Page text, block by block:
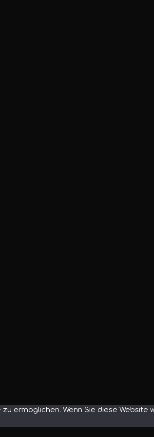
ermöglichen. Wenn Sie diese